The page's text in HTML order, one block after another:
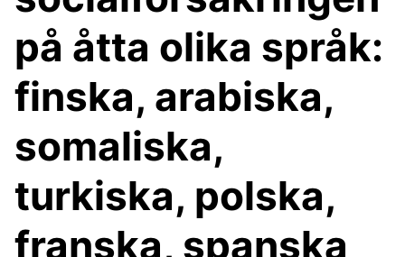
på åtta olika språk:
finska, arabiska,
somaliska,
turkiska, polska,
franska, spanska